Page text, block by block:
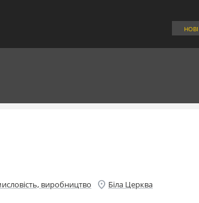
виробництво location_on Біла Церква